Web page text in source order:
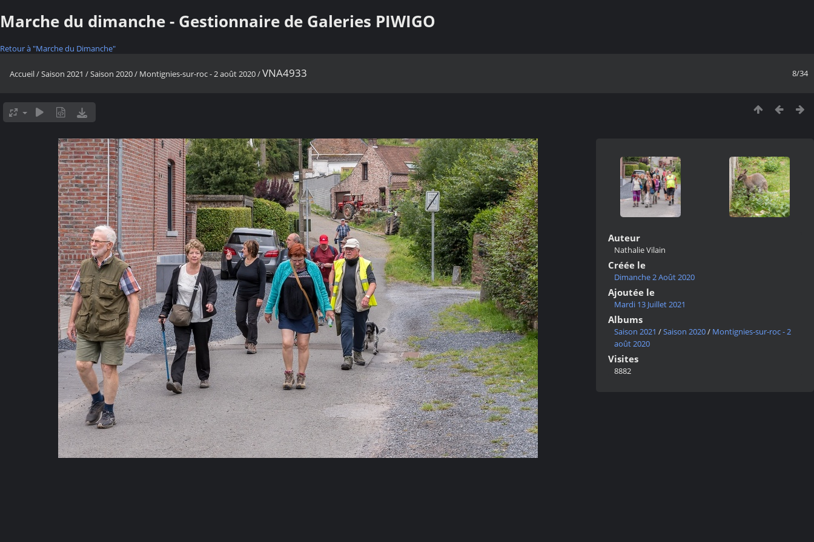
Marche du dimanche - Gestionnaire de Galeries PIWIGO
Retour à "Marche du Dimanche"
8/34
Accueil/Saison 2021 /Saison 2020/ Montignies-sur-roc - 2 août 2020/VNA4933
Auteur
Nathalie Vilain
Créée le
Dimanche 2 Août 2020
Ajoutée le
Mardi 13 Juillet 2021
Albums
Saison 2021 /Saison 2020/ Montignies-sur-roc - 2
août 2020
Visites
8882